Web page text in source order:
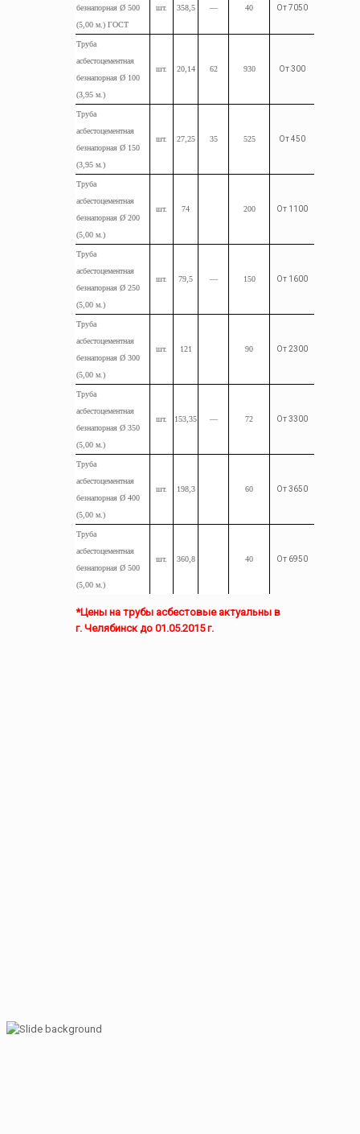
безнапорная Ø 500
(5,00м.) ГОСТ
шт. 358,5 — 40 От 7050
Труба
асбестоцементная
безнапорная Ø 100
(3,95м.)
шт. 20,14 62 930 От 300
Труба
асбестоцементная
безнапорная Ø 150
(3,95м.)
шт. 27,25 35 525 От 450
Труба
асбестоцементная
безнапорная Ø 200
(5,00м.)
шт. 74 200 От 1100
Труба
асбестоцементная
безнапорная Ø 250
(5,00м.)
шт. 79,5 — 150 От 1600
Труба
асбестоцементная
безнапорная Ø 300
(5,00м.)
шт. 121 90 От 2300
Труба
асбестоцементная
безнапорная Ø 350
(5,00м.)
шт. 153,35 — 72 От 3300
Труба
асбестоцементная
безнапорная Ø 400
(5,00м.)
шт. 198,3 60 От 3650
Труба
асбестоцементная
безнапорная Ø 500
(5,00м.)
шт. 360,8 40 От 6950
*Цены на трубы асбестовые актуальны в
г. Челябинск до 01.05.2015 г.